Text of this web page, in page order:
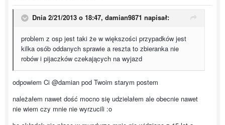
Dnia 2/21/2013 o 18:47, damian9871 napisał:
problem z osp jest taki że w większości przypadków jest
kilka osób oddanych sprawie a reszta to zbieranka nie
robów i pijaczków czekających na wyjazd
odpowiem Ci @damian pod Twoim starym postem
należałem nawet dość mocno się udzielałem ale obecnie nawet
nie wiem czy mnie nie wyrzucili :o